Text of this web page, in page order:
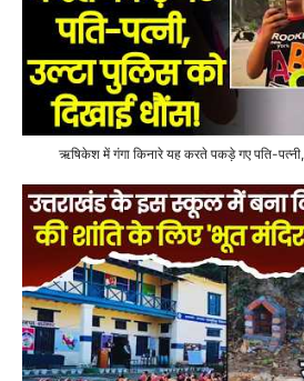
ऋषिकेश में गंगा किनारे यह करते पकड़े गए पति-